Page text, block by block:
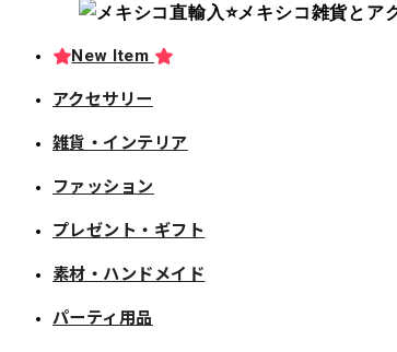
New Item
アクセサリー
雑貨・インテリア
ファッション
プレゼント・ギフト
素材・ハンドメイド
パーティ用品